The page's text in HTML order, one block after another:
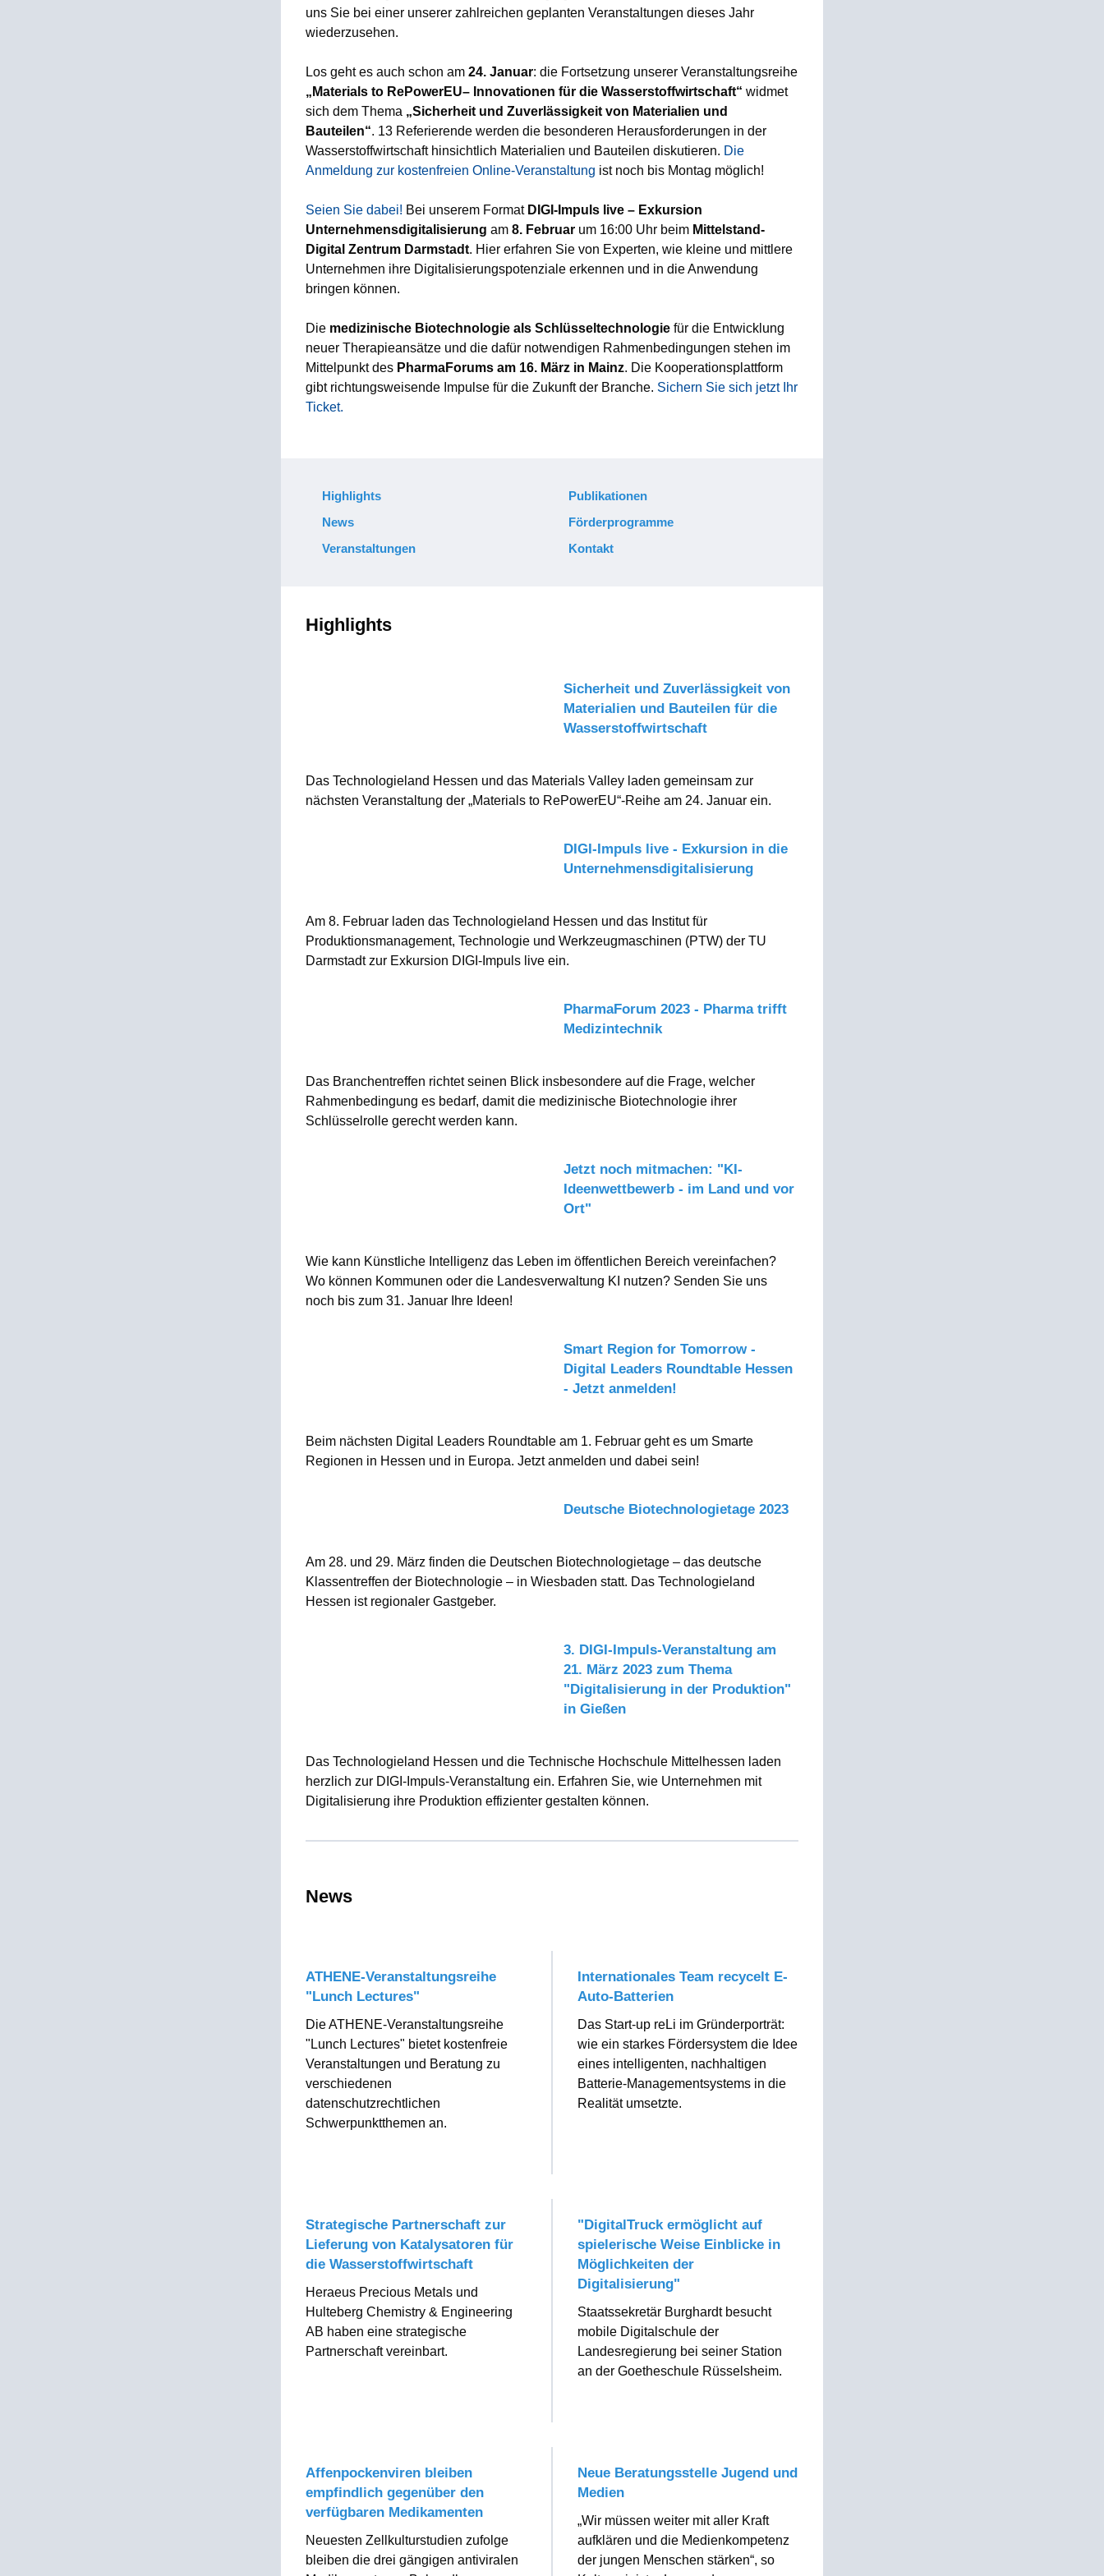
uns Sie bei einer unserer zahlreichen geplanten Veranstaltungen dieses Jahr
wiederzusehen.
Los geht es auch schon am 24. Januar: die Fortsetzung unserer Veranstaltungsreihe
„Materials to RePowerEU– Innovationen für die Wasserstoffwirtschaft“ widmet
sich dem Thema „Sicherheit und Zuverlässigkeit von Materialien und
Bauteilen“. 13 Referierende werden die besonderen Herausforderungen in der
Wasserstoffwirtschaft hinsichtlich Materialien und Bauteilen diskutieren. Die
Anmeldung zur kostenfreien Online-Veranstaltung ist noch bis Montag möglich!
Seien Sie dabei! Bei unserem Format DIGI-Impuls live – Exkursion
Unternehmensdigitalisierung am 8. Februar um 16:00 Uhr beim Mittelstand-
Digital Zentrum Darmstadt. Hier erfahren Sie von Experten, wie kleine und mittlere
Unternehmen ihre Digitalisierungspotenziale erkennen und in die Anwendung
bringen können.
Die medizinische Biotechnologie als Schlüsseltechnologie für die Entwicklung
neuer Therapieansätze und die dafür notwendigen Rahmenbedingungen stehen im
Mittelpunkt des PharmaForums am 16. März in Mainz. Die Kooperationsplattform
gibt richtungsweisende Impulse für die Zukunft der Branche. Sichern Sie sich jetzt Ihr
Ticket.
Highlights
News
Veranstaltungen
Publikationen
Förderprogramme
Kontakt
Highlights
Sicherheit und Zuverlässigkeit von
Materialien und Bauteilen für die
Wasserstoffwirtschaft
Das Technologieland Hessen und das Materials Valley laden gemeinsam zur
nächsten Veranstaltung der „Materials to RePowerEU“-Reihe am 24. Januar ein.
DIGI-Impuls live - Exkursion in die
Unternehmensdigitalisierung
Am 8. Februar laden das Technologieland Hessen und das Institut für
Produktionsmanagement, Technologie und Werkzeugmaschinen (PTW) der TU
Darmstadt zur Exkursion DIGI-Impuls live ein.
PharmaForum 2023 - Pharma trifft
Medizintechnik
Das Branchentreffen richtet seinen Blick insbesondere auf die Frage, welcher
Rahmenbedingung es bedarf, damit die medizinische Biotechnologie ihrer
Schlüsselrolle gerecht werden kann.
Jetzt noch mitmachen: "KI-
Ideenwettbewerb - im Land und vor
Ort"
Wie kann Künstliche Intelligenz das Leben im öffentlichen Bereich vereinfachen?
Wo können Kommunen oder die Landesverwaltung KI nutzen? Senden Sie uns
noch bis zum 31. Januar Ihre Ideen!
Smart Region for Tomorrow -
Digital Leaders Roundtable Hessen
- Jetzt anmelden!
Beim nächsten Digital Leaders Roundtable am 1. Februar geht es um Smarte
Regionen in Hessen und in Europa. Jetzt anmelden und dabei sein!
Deutsche Biotechnologietage 2023
Am 28. und 29. März finden die Deutschen Biotechnologietage – das deutsche
Klassentreffen der Biotechnologie – in Wiesbaden statt. Das Technologieland
Hessen ist regionaler Gastgeber.
3. DIGI-Impuls-Veranstaltung am
21. März 2023 zum Thema
"Digitalisierung in der Produktion"
in Gießen
Das Technologieland Hessen und die Technische Hochschule Mittelhessen laden
herzlich zur DIGI-Impuls-Veranstaltung ein. Erfahren Sie, wie Unternehmen mit
Digitalisierung ihre Produktion effizienter gestalten können.
News
ATHENE-Veranstaltungsreihe
"Lunch Lectures"
Die ATHENE-Veranstaltungsreihe
"Lunch Lectures" bietet kostenfreie
Veranstaltungen und Beratung zu
verschiedenen
datenschutzrechtlichen
Schwerpunktthemen an.
Internationales Team recycelt E-
Auto-Batterien
Das Start-up reLi im Gründerporträt:
wie ein starkes Fördersystem die Idee
eines intelligenten, nachhaltigen
Batterie-Managementsystems in die
Realität umsetzte.
Strategische Partnerschaft zur
Lieferung von Katalysatoren für
die Wasserstoffwirtschaft
Heraeus Precious Metals und
Hulteberg Chemistry & Engineering
AB haben eine strategische
Partnerschaft vereinbart.
"DigitalTruck ermöglicht auf
spielerische Weise Einblicke in
Möglichkeiten der
Digitalisierung"
Staatssekretär Burghardt besucht
mobile Digitalschule der
Landesregierung bei seiner Station
an der Goetheschule Rüsselsheim.
Affenpockenviren bleiben
empfindlich gegenüber den
verfügbaren Medikamenten
Neuesten Zellkulturstudien zufolge
bleiben die drei gängigen antiviralen
Neue Beratungsstelle Jugend und
Medien
„Wir müssen weiter mit aller Kraft
aufklären und die Medienkompetenz
der jungen Menschen stärken“, so